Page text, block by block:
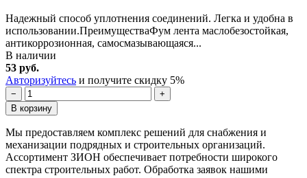
Надежный способ уплотнения соединений. Легка и удобна в
использовании.ПреимуществаФум лента маслобезостойкая,
антикоррозионная, самосмазывающаяся...
В наличии
53 руб.
Авторизуйтесь и получите скидку 5%
−
+
В корзину
Мы предоставляем комплекс решений для снабжения и
механизации подрядных и строительных организаций.
Ассортимент ЗИОН обеспечивает потребности широкого
спектра строительных работ. Обработка заявок нашими